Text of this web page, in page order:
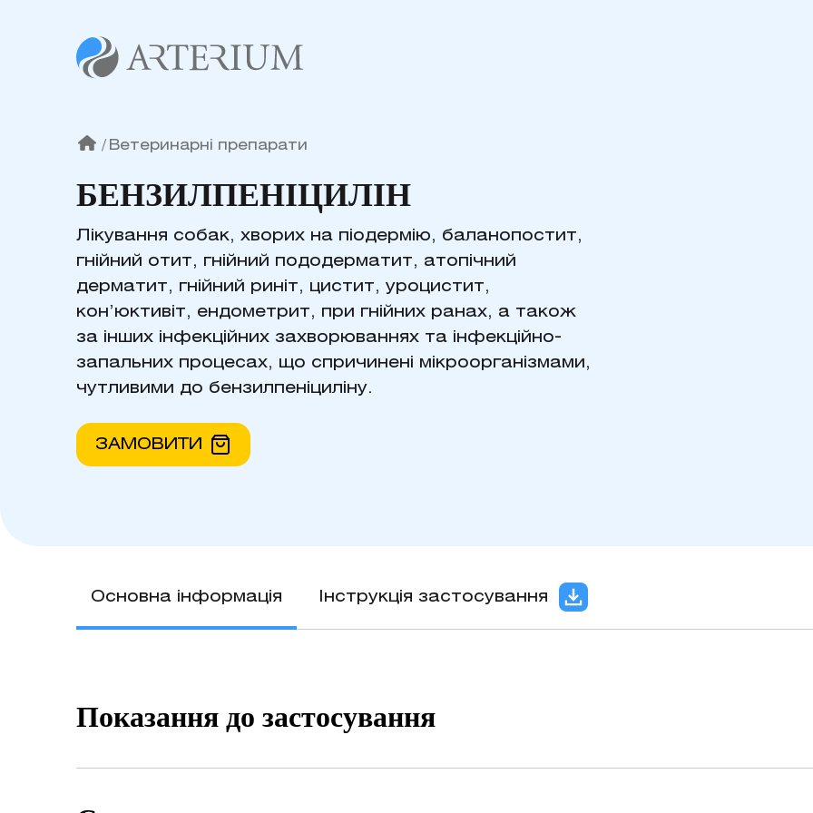
/ Ветеринарні препарати
БЕНЗИЛПЕНІЦИЛІН
Лікування собак, хворих на піодермію, баланопостит,
гнійний отит, гнійний пододерматит, атопічний
дерматит, гнійний риніт, цистит, уроцистит,
кон’юктивіт, ендометрит, при гнійних ранах, а також
за інших інфекційних захворюваннях та інфекційно-
запальних процесах, що спричинені мікроорганізмами,
чутливими до бензилпеніциліну.
ЗАМОВИТИ
Основна інформація Інструкція застосування
Показання до застосування